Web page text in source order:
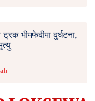
भीमफेदीमा दुर्घटना,